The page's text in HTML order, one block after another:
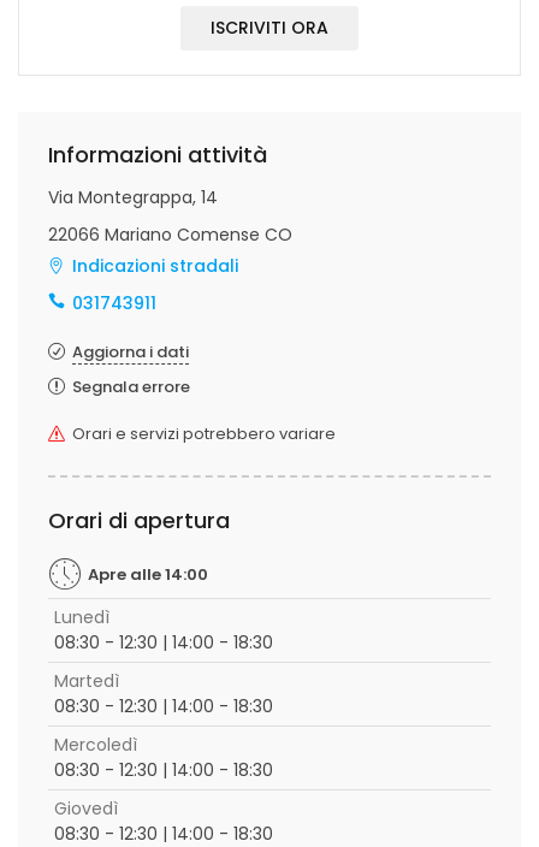
ISCRIVITI ORA
Informazioni attività
Via Montegrappa, 14
22066 Mariano Comense CO
Indicazioni stradali
031743911
Aggiorna i dati
Segnala errore
Orari e servizi potrebbero variare
Orari di apertura
Apre alle 14:00
Lunedì
08:30 - 12:30 | 14:00 - 18:30
Martedì
08:30 - 12:30 | 14:00 - 18:30
Mercoledì
08:30 - 12:30 | 14:00 - 18:30
Giovedì
08:30 - 12:30 | 14:00 - 18:30